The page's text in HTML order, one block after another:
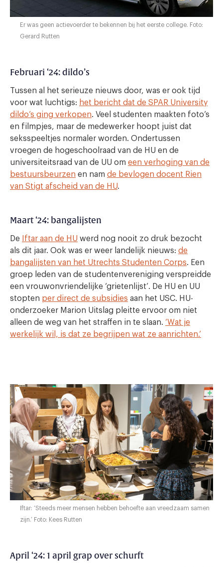
Er was geen actievoerder te bekennen bij het eerste college. Foto:
Gerard Rutten
Februari ‘24: dildo’s
Tussen al het serieuze nieuws door, was er ook tijd
voor wat luchtigs: het bericht dat de SPAR University
dildo’s ging verkopen. Veel studenten maakten foto’s
en filmpjes, maar de medewerker hoopt juist dat
seksspeeltjes normaler worden. Ondertussen
vroegen de hogeschoolraad van de HU en de
universiteitsraad van de UU om een verhoging van de
bestuursbeurzen en nam de bevlogen docent Rien
van Stigt afscheid van de HU.
Maart ‘24: bangalijsten
De Iftar aan de HU werd nog nooit zo druk bezocht
als dit jaar. Ook was er weer landelijk nieuws: de
bangalijsten van het Utrechts Studenten Corps. Een
groep leden van de studentenvereniging verspreidde
een vrouwonvriendelijke ‘grietenlijst’. De HU en UU
stopten per direct de subsidies aan het USC. HU-
onderzoeker Marion Uitslag pleitte ervoor om niet
alleen de weg van het straffen in te slaan. ‘Wat je
werkelijk wil, is dat ze begrijpen wat ze aanrichten.’
Iftar: ‘Steeds meer mensen hebben behoefte aan vreedzaam samen
zijn.’ Foto: Kees Rutten
April ‘24: 1 april grap over schurft